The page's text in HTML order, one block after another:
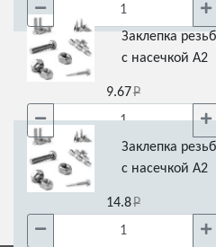
Заклепка
с насечкой А2
9.67
Заклепка
с насечкой А2
14.8